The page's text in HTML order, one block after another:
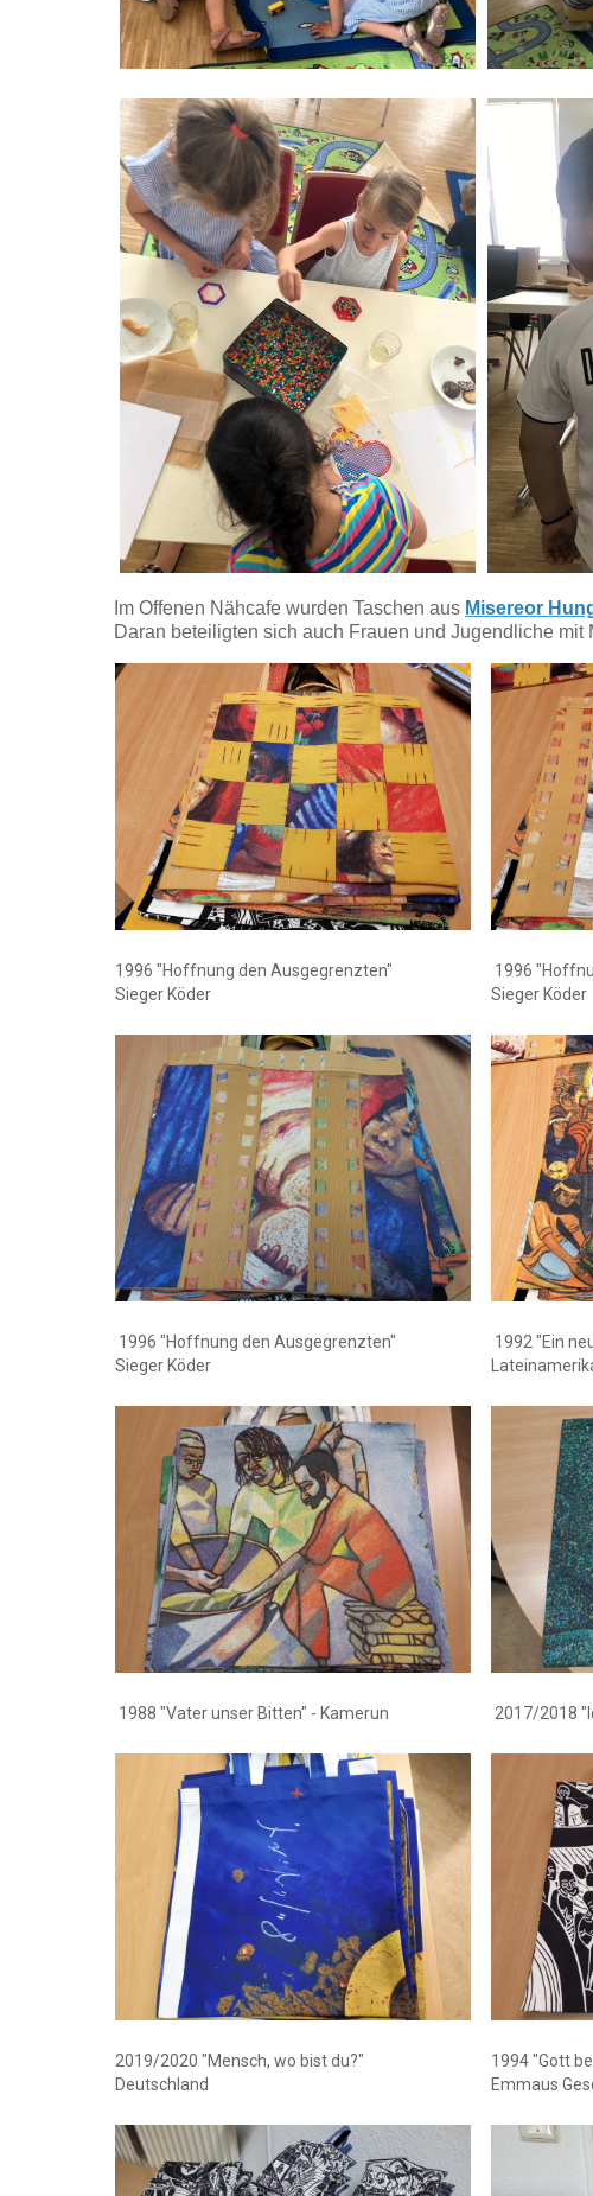
Im Offenen Nähcafe wurden Taschen aus Misereor
Daran beteiligten sich auch Frauen und Jugendliche
1996 "Hoffnung den Ausgegrenzten"
Sieger Köder
1996
Sieger Köder
1996 "Hoffnung den Ausgegrenzten"
Sieger Köder
1992 "Ein
1988 "Vater unser Bitten" - Kamerun 2017/2018
2019/2020 "Mensch, wo bist du?"
Deutschland
1994 "Gott
Emmaus